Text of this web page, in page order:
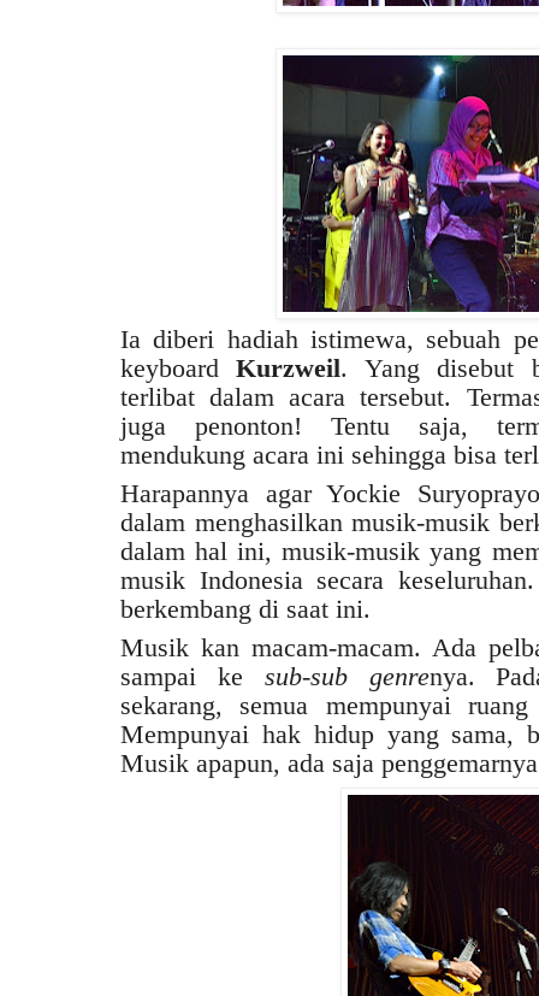
Ia diberi hadiah istimewa, sebuah
keyboardKurzweil. Yang disebut
terlibat dalam acara tersebut.
juga penonton! Tentu saja,
mendukung acara ini sehingga bisa
Harapannya agar Yockie
dalam menghasilkan musik-musik
dalam hal ini, musik-musik yang
musik Indonesia secara
berkembang di saat ini.
Musik kan macam-macam. Ada
sampai ke sub-sub genrenya.
sekarang, semua mempunyai
Mempunyai hak hidup yang sama,
Musik apapun, ada saja